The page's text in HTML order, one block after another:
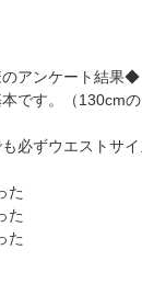
アンケート結果◆
です。（130cm
必ずウエストサ
た
た
た